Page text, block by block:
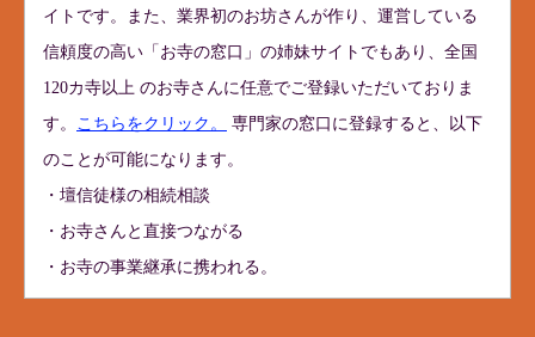
イトです。また、業界初のお坊さんが作り、運営している
信頼度の高い「お寺の窓口」の姉妹サイトでもあり、全国
120カ寺以上 のお寺さんに任意でご登録いただいておりま
す。 こちらをクリック。
専門家の窓口に登録すると、以下
のことが可能になります。
・壇信徒様の相続相談
・お寺さんと直接つながる
・お寺の事業継承に携われる。